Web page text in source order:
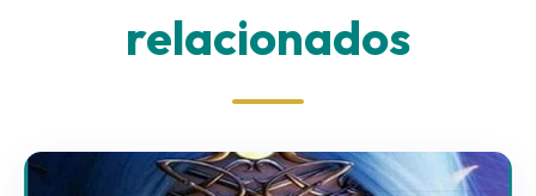
relacionados